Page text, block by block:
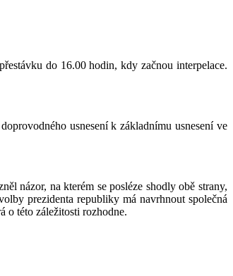
do 16.00 hodin, kdy začnou interpelace.
usnesení k základnímu usnesení ve
názor, na kterém se posléze shodly obě strany,
prezidenta republiky má navrhnout společná
o této záležitosti rozhodne.